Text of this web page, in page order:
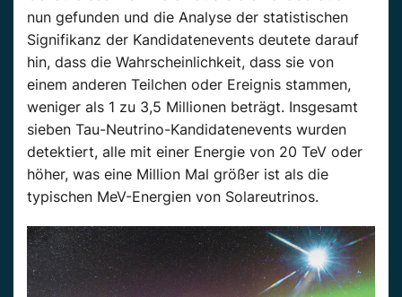
nun gefunden und die Analyse der statistischen
Signifikanz der Kandidatenevents deutete darauf
hin, dass die Wahrscheinlichkeit, dass sie von
einem anderen Teilchen oder Ereignis stammen,
weniger als 1 zu 3,5 Millionen beträgt. Insgesamt
sieben Tau-Neutrino-Kandidatenevents wurden
detektiert, alle mit einer Energie von 20 TeV oder
höher, was eine Million Mal größer ist als die
typischen MeV-Energien von Solareutrinos.